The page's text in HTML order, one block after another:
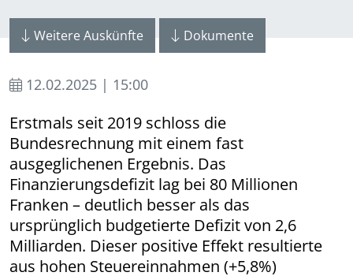
Weitere Auskünfte Dokumente
12.02.2025 | 15:00
Erstmals seit 2019 schloss die
Bundesrechnung mit einem fast
ausgeglichenen Ergebnis. Das
Finanzierungsdefizit lag bei 80 Millionen
Franken – deutlich besser als das
ursprünglich budgetierte Defizit von 2,6
Milliarden. Dieser positive Effekt resultierte
aus hohen Steuereinnahmen (+5,8%)